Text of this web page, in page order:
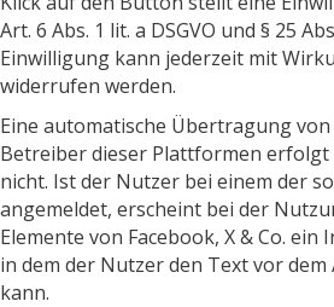
Art. 6 Abs. 1 lit. a DSGVO und § 25
Einwilligung kann jederzeit mit
widerrufen werden.
Eine automatische Übertragung
Betreiber dieser Plattformen erfolgt
nicht. Ist der Nutzer bei einem der
angemeldet, erscheint bei der
Elemente von Facebook, X & Co.
in dem der Nutzer den Text vor
kann.